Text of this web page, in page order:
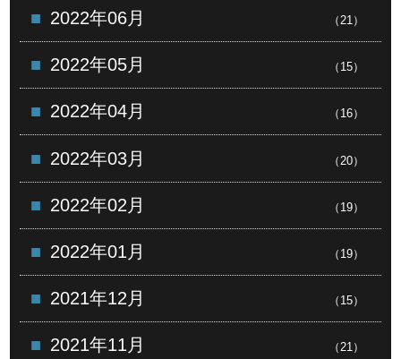
2022年06月 （21）
2022年05月 （15）
2022年04月 （16）
2022年03月 （20）
2022年02月 （19）
2022年01月 （19）
2021年12月 （15）
2021年11月 （21）